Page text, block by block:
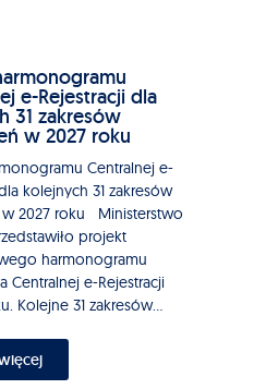
e-Rejestracji dla
31 zakresów
w 2027 roku
Centralnej e-
kolejnych 31 zakresów
w 2027 roku Ministerstwo
projekt
harmonogramu
Centralnej e-Rejestracji
Kolejne 31 zakresów...